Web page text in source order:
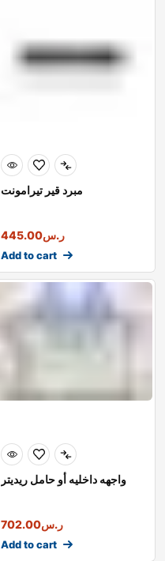
مبرد قير تيرامونت
ر.س445.00
Add to cart
واجهه داخليه أو حامل ريديتر
ر.س702.00
Add to cart